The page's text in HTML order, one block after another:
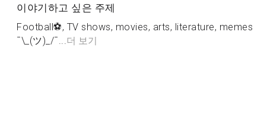
이야기하고 싶은 주제
Football⚽️, TV shows, movies️, arts, literature, memes
¯\_(ツ)_/¯...더 보기